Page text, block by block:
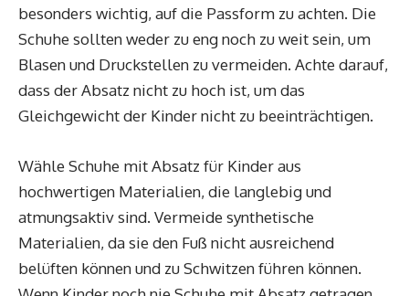
besonders wichtig, auf die Passform zu achten. Die
Schuhe sollten weder zu eng noch zu weit sein, um
Blasen und Druckstellen zu vermeiden. Achte darauf,
dass der Absatz nicht zu hoch ist, um das
Gleichgewicht der Kinder nicht zu beeinträchtigen.
Wähle Schuhe mit Absatz für Kinder aus
hochwertigen Materialien, die langlebig und
atmungsaktiv sind. Vermeide synthetische
Materialien, da sie den Fuß nicht ausreichend
belüften können und zu Schwitzen führen können.